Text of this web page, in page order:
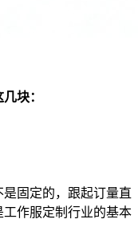
块：
固定的，跟起订量直
作服定制行业的基本